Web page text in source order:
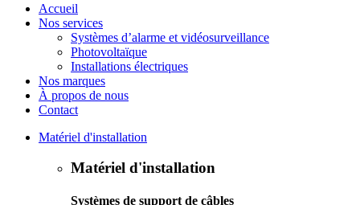
Accueil
Nos services
Systèmes d’alarme et vidéosurveillance
Photovoltaïque
Installations électriques
Nos marques
À propos de nous
Contact
Matériel d'installation
Matériel d'installation
Systèmes de support de câbles